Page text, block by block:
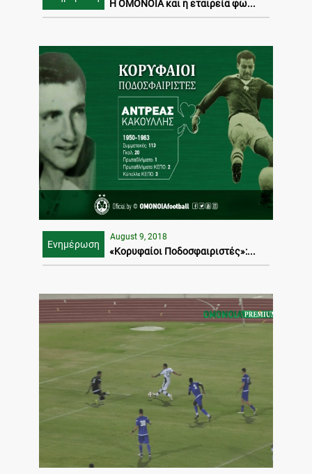
Η ΟΜΟΝΟΙΑ και η εταιρεία φω...
Ενημέρωση
August 9, 2018
«Κορυφαίοι Ποδοσφαιριστές»:...